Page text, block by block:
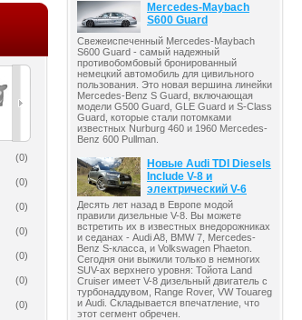
Масла Мост
(0)
(0)
(0)
(0)
(0)
(0)
(0)
Mercedes-Maybach
S600 Guard
Свежеиспеченный Mercedes-Maybach
S600 Guard - самый надежный
противобомбовый бронированный
немецкий автомобиль для цивильного
пользования. Это новая вершина линейки
Mercedes-Benz S Guard, включающая
модели G500 Guard, GLE Guard и S-Class
Guard, которые стали потомками
известных Nurburg 460 и 1960 Mercedes-
Benz 600 Pullman.
Новые Audi TDI Diesels
Include V-8 и
электрический V-6
Десять лет назад в Европе модой
правили дизельные V-8. Вы можете
встретить их в известных внедорожниках
и седанах - Audi A8, BMW 7, Mercedes-
Benz S-класса, и Volkswagen Phaeton.
Сегодня они выжили только в немногих
SUV-ах верхнего уровня: Тойота Land
Cruiser имеет V-8 дизельный двигатель с
турбонаддувом, Range Rover, VW Touareg
и Audi. Складывается впечатление, что
этот сегмент обречен.